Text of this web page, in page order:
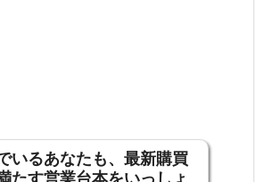
るあなたも、 最新購買
たす営業台本をいっしょ